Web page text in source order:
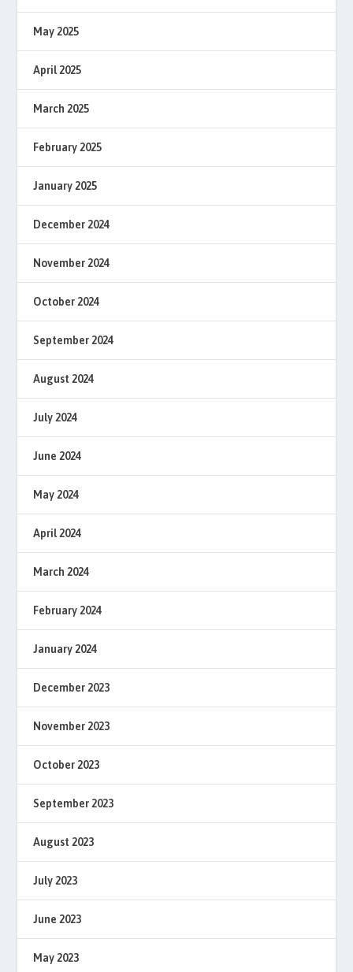
May 2025
April 2025
March 2025
February 2025
January 2025
December 2024
November 2024
October 2024
September 2024
August 2024
July 2024
June 2024
May 2024
April 2024
March 2024
February 2024
January 2024
December 2023
November 2023
October 2023
September 2023
August 2023
July 2023
June 2023
May 2023